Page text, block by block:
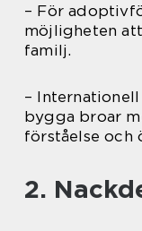
– För
möjligheten
familj.
–
bygga broar
förståelse och
2.